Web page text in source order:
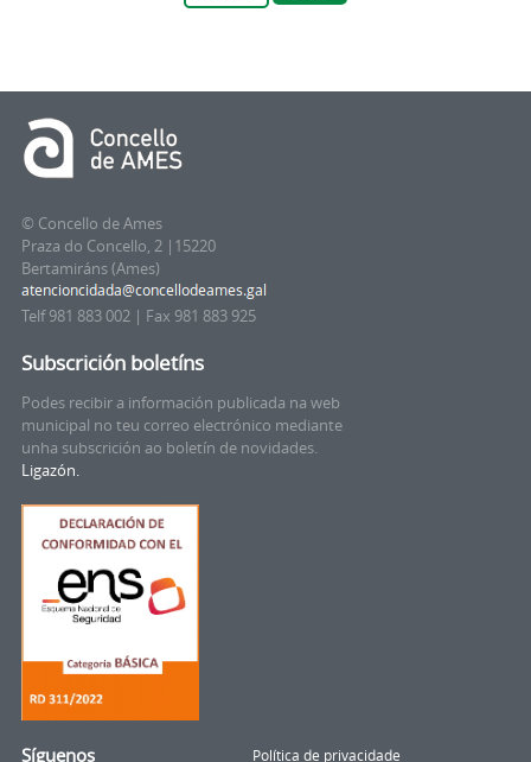
© Concello de Ames
Praza do Concello, 2 |15220
Bertamiráns (Ames)
Telf 981 883 002 | Fax 981 883 925
Subscrición boletíns
Podes recibir a información publicada na web
municipal no teu correo electrónico mediante
unha subscrición ao boletín de novidades.
Ligazón.
Síguenos Política de privacidade